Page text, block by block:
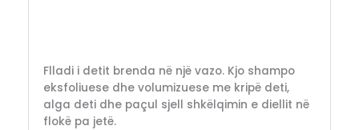
Flladi i detit brenda në një vazo. Kjo shampo
eksfoliuese dhe volumizuese me kripë deti,
alga deti dhe paçul sjell shkëlqimin e diellit në
flokë pa jetë.